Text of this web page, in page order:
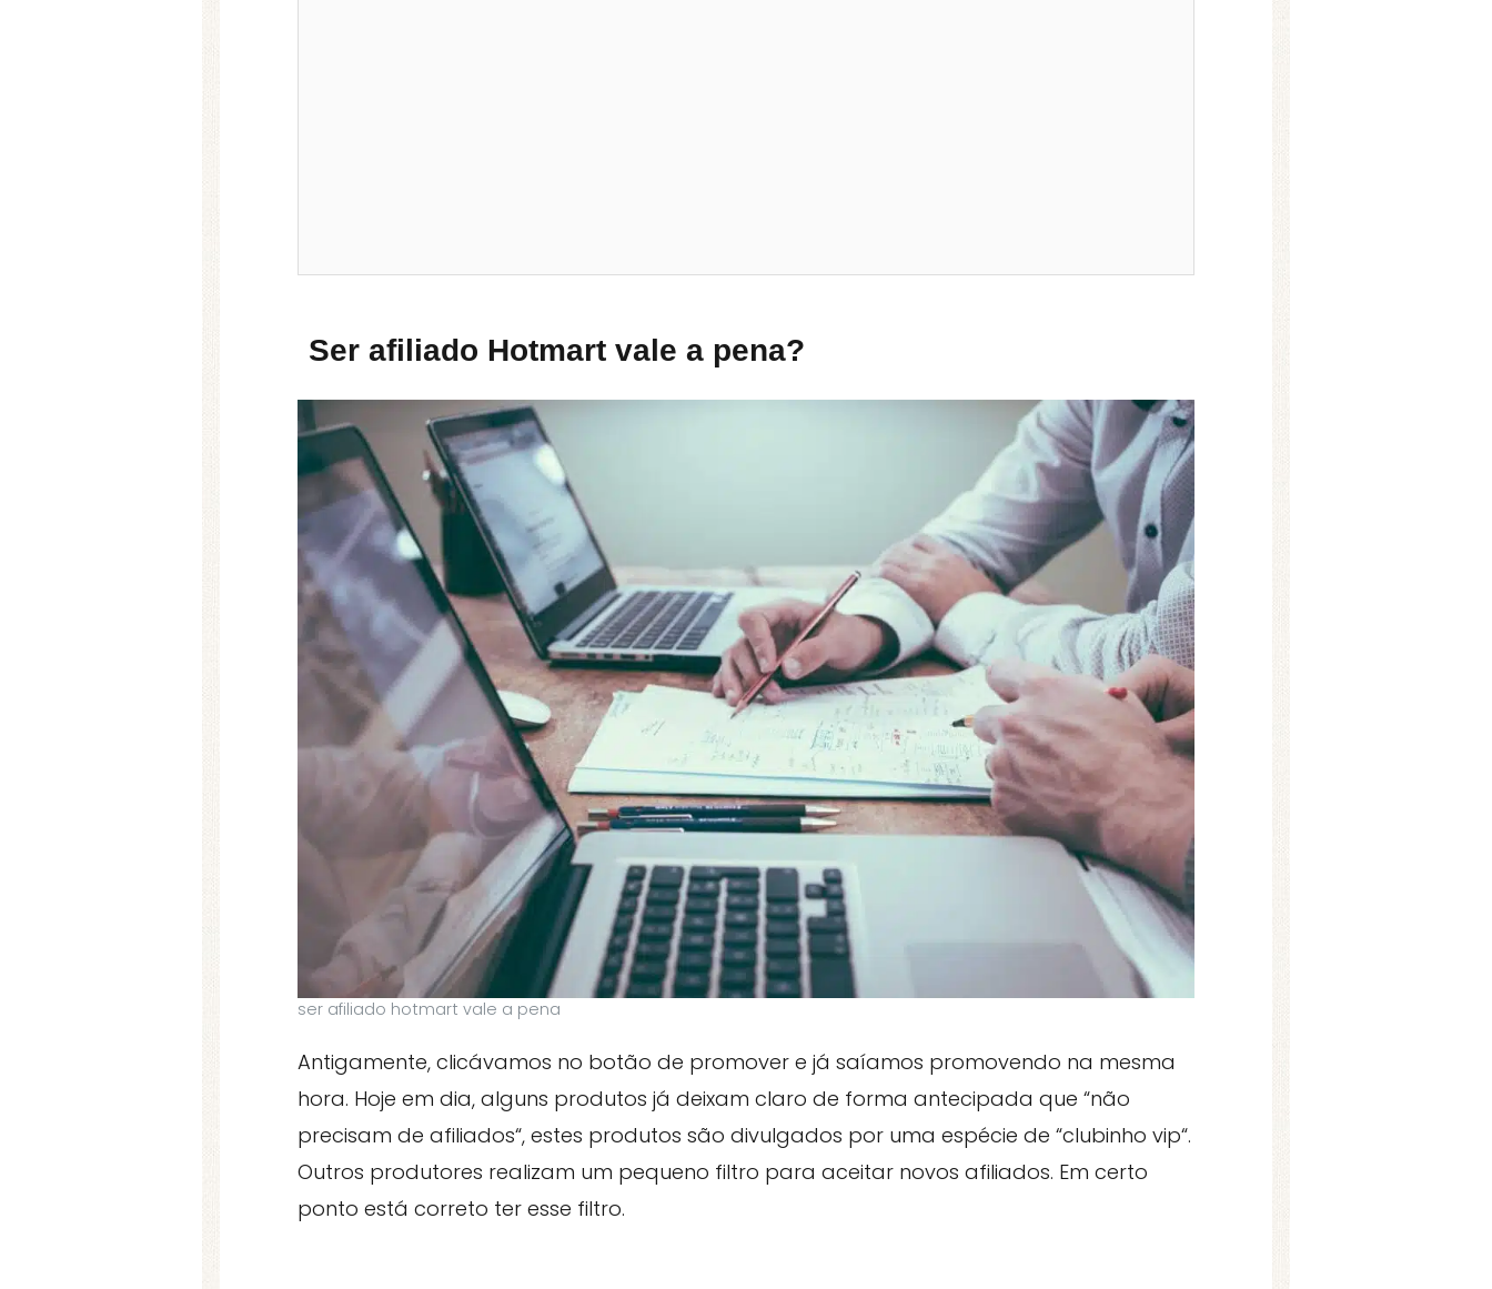
Ser afiliado Hotmart vale a pena?
ser afiliado hotmart vale a pena
Antigamente, clicávamos no botão de promover e já saíamos promovendo na mesma
hora. Hoje em dia, alguns produtos já deixam claro de forma antecipada que “não
precisam de afiliados“, estes produtos são divulgados por uma espécie de “clubinho vip“.
Outros produtores realizam um pequeno filtro para aceitar novos afiliados. Em certo
ponto está correto ter esse filtro.